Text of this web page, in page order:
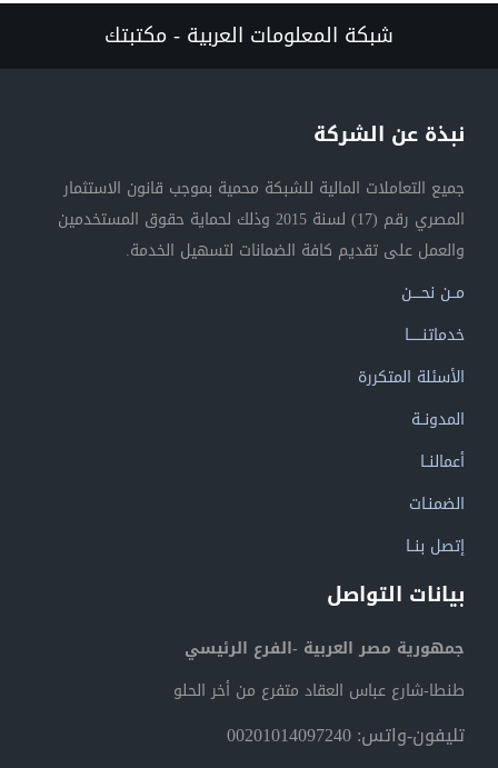
شبكة المعلومات العربية - مكتبتك
نبذة عن الشركة
جميع التعاملات المالية للشبكة محمية بموجب قانون الاستثمار
المصري رقم (17) لسنة 2015 وذلك لحماية حقوق المستخدمين
والعمل على تقديم كافة الضمانات لتسهيل الخدمة.
مــن نحــــن
خدماتنــــــا
الأسئلة المتكررة
المدونــة
أعمالنــا
الضمنـات
إتصل بنــا
بيانات التواصل
جمهورية مصر العربية -الفرع الرئيسي
طنطا-شارع عباس العقاد متفرع من أخر الحلو
تليفون-واتس: 00201014097240